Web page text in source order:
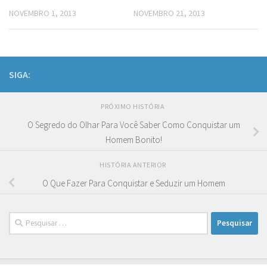
NOVEMBRO 1, 2013 NOVEMBRO 21, 2013
SIGA:
PRÓXIMO HISTÓRIA
O Segredo do Olhar Para Você Saber Como Conquistar um
Homem Bonito!
HISTÓRIA ANTERIOR
O Que Fazer Para Conquistar e Seduzir um Homem
Pesquisar
por: